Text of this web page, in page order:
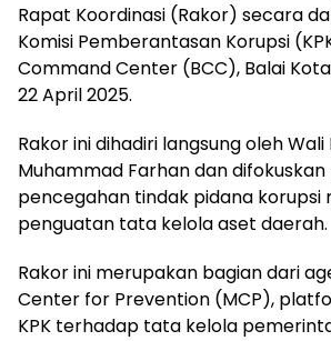
Rapat Koordinasi (Rakor) secara
Komisi Pemberantasan Korupsi
Command Center (BCC), Balai
22 April 2025.
Rakor ini dihadiri langsung oleh
Muhammad Farhan dan
pencegahan tindak pidana korupsi
penguatan tata kelola aset daerah.
Rakor ini merupakan bagian dari
Center for Prevention (MCP),
KPK terhadap tata kelola